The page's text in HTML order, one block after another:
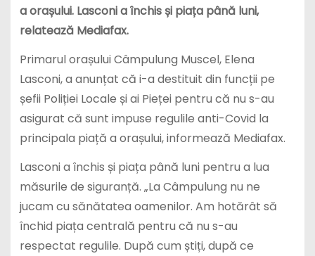
a orașului. Lasconi a închis și piața până luni,
relatează Mediafax.
Primarul orașului Câmpulung Muscel, Elena
Lasconi, a anunțat că i-a destituit din funcții pe
șefii Poliției Locale și ai Pieței pentru că nu s-au
asigurat că sunt impuse regulile anti-Covid la
principala piață a orașului, informează Mediafax.
Lasconi a închis și piața până luni pentru a lua
măsurile de siguranță. „La Câmpulung nu ne
jucam cu sănătatea oamenilor. Am hotărât să
închid piața centrală pentru că nu s-au
respectat regulile. După cum știți, după ce